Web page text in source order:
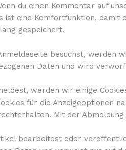
du einen Kommentar auf
ist eine Komfortfunktion,
gespeichert.
besuchst, werden
Daten und wird
werden wir einige
für die Anzeigeoptionen
Mit der
bearbeitest oder